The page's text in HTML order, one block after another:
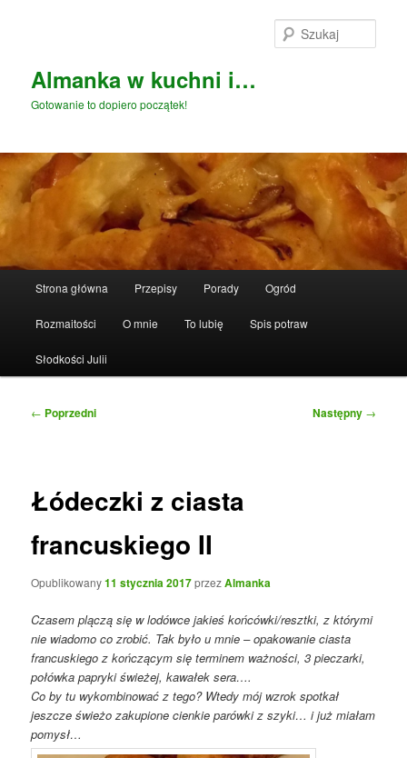
Almanka w kuchni i…
Gotowanie to dopiero początek!
Strona główna Przepisy Porady Ogród
Rozmaitości O mnie To lubię Spis potraw
Słodkości Julii
Nawigacja
← Poprzedni Następny →
Łódeczki z ciasta
francuskiego II
Opublikowany11 stycznia 2017przezAlmanka
Czasem plączą się w lodówce jakieś końcówki/resztki, z którymi
nie wiadomo co zrobić. Tak było u mnie – opakowanie ciasta
francuskiego z kończącym się terminem ważności, 3 pieczarki,
połówka papryki świeżej, kawałek sera….
Co by tu wykombinować z tego? Wtedy mój wzrok spotkał
jeszcze świeżo zakupione cienkie parówki z szyki… i już miałam
pomysł…